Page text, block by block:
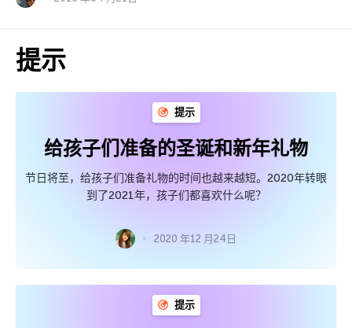
提示
提示
给孩子们准备的圣诞和新年礼物
节日将至，给孩子们准备礼物的时间也越来越短。2020年转眼
到了2021年，孩子们都喜欢什么呢？
2020 年12 月24日
提示